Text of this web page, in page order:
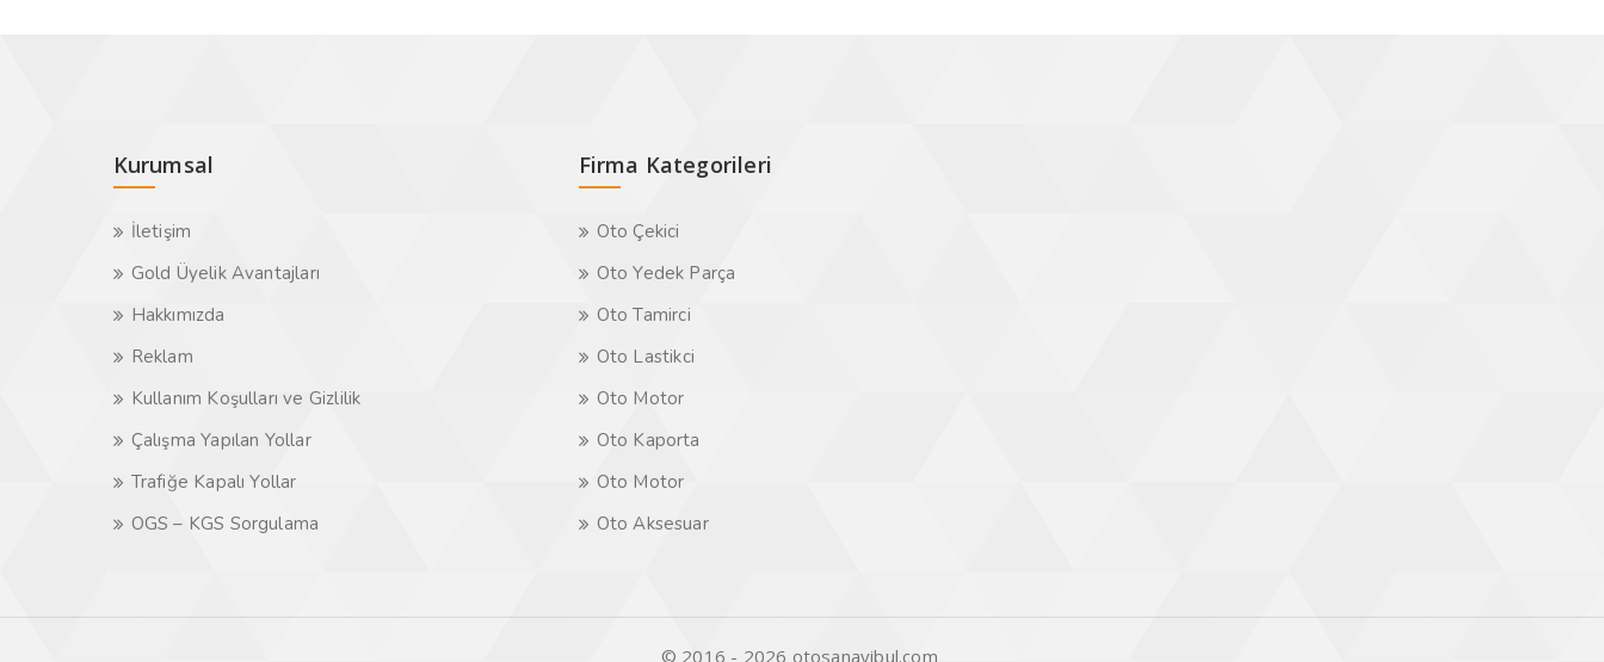
Kurumsal
İletişim
Gold Üyelik Avantajları
Hakkımızda
Reklam
Kullanım Koşulları ve Gizlilik
Çalışma Yapılan Yollar
Trafiğe Kapalı Yollar
OGS – KGS Sorgulama
Firma Kategorileri
Oto Çekici
Oto Yedek Parça
Oto Tamirci
Oto Lastikci
Oto Motor
Oto Kaporta
Oto Motor
Oto Aksesuar
© 2016 - 2026 otosanayibul.com